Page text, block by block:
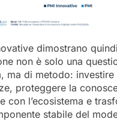
dimostrano
non è solo una
ma di metodo: investire
proteggere la
con l’ecosistema e
stabile del